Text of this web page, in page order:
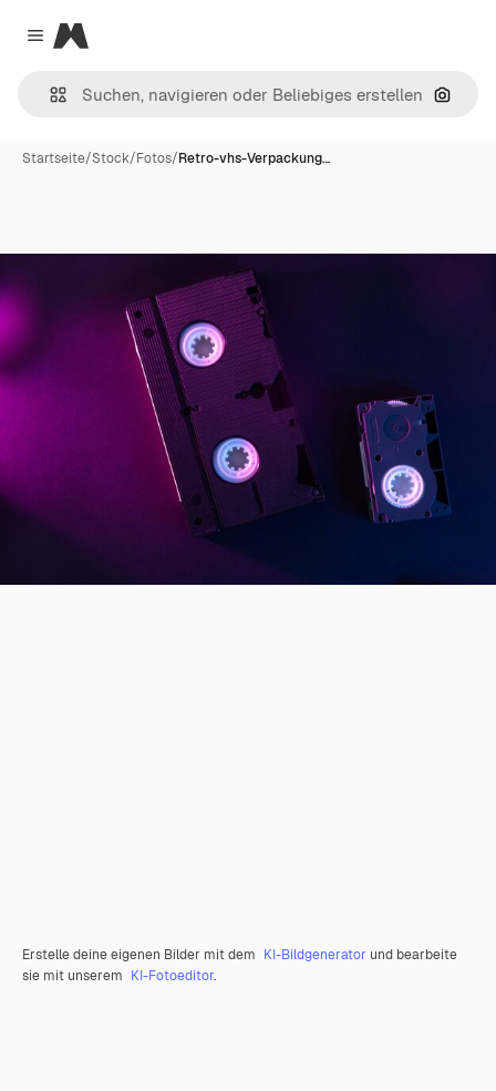
Close menu
Magnific
Nach
Startseite/Stock/Fotos/Retro-vhs-Verpackung…
Erstelle deine eigenen Bilder mit dem KI-Bildgenerator und bearbeite
sie mit unserem KI-Fotoeditor.